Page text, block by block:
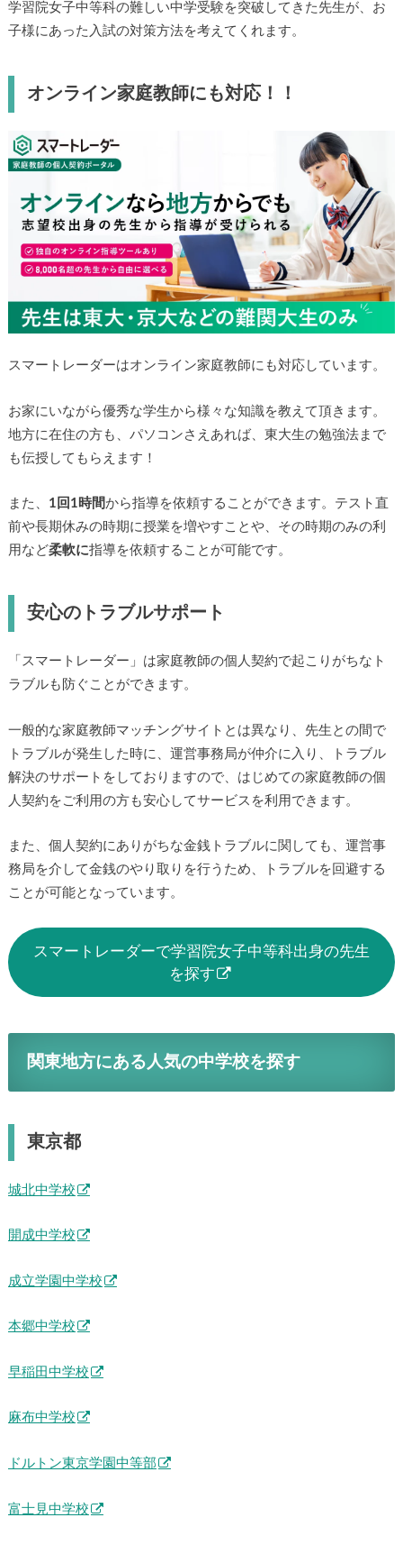
学習院女子中等科の難しい中学受験を突破してきた先生が、お
子様にあった入試の対策方法を考えてくれます。
オンライン家庭教師にも対応！！
スマートレーダーはオンライン家庭教師にも対応しています。
お家にいながら優秀な学生から様々な知識を教えて頂きます。
地方に在住の方も、パソコンさえあれば、東大生の勉強法まで
も伝授してもらえます！
また、 1回1時間から指導を依頼することができます。テスト直
前や長期休みの時期に授業を増やすことや、その時期のみの利
用など柔軟に指導を依頼することが可能です。
安心のトラブルサポート
「スマートレーダー」は家庭教師の個人契約で起こりがちなト
ラブルも防ぐことができます。
一般的な家庭教師マッチングサイトとは異なり、先生との間で
トラブルが発生した時に、運営事務局が仲介に入り、トラブル
解決のサポートをしておりますので、はじめての家庭教師の個
人契約をご利用の方も安心してサービスを利用できます。
また、個人契約にありがちな金銭トラブルに関しても、運営事
務局を介して金銭のやり取りを行うため、トラブルを回避する
ことが可能となっています。
スマートレーダーで学習院女子中等科出身の先生
を探す
関東地方にある人気の中学校を探す
東京都
城北中学校
開成中学校
成立学園中学校
本郷中学校
早稲田中学校
麻布中学校
ドルトン東京学園中等部
富士見中学校